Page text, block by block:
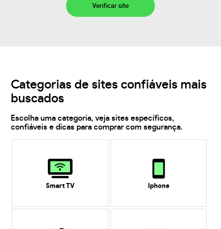
Verificar site
Categorias de sites confiáveis mais
buscados
Escolha uma categoria, veja sites específicos,
confiáveis e dicas para comprar com segurança.
Smart TV Iphone